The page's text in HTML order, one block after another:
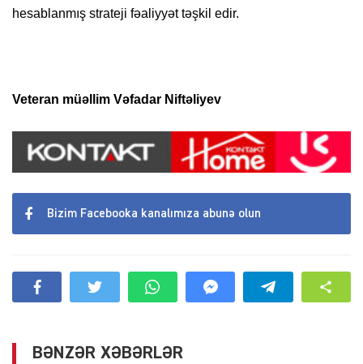
hesablanmış strateji fəaliyyət təşkil edir.
Veteran müəllim Vəfadar Niftəliyev
Bizim Facebooka kanalımıza abunə olun
BƏNZƏR XƏBƏRLƏR